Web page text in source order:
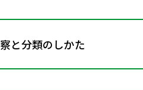
と分類のしかた